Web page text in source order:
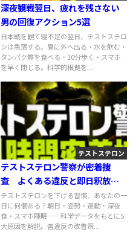
深夜観戦翌日、疲れを残さない
男の回復アクション5選
日本戦を観て寝不足の翌日、テストステロ
ンは急落する。昼に外へ出る・水を飲む・
タンパク質を食べる・10分歩く・スマホ
を早く閉じる。科学的根拠を...
テストステロン
テストステロン警察が密着捜
査 よくある違反と即日釈放マ
ニュアル
テストステロンを下げる習慣、あなたの一
日に何個ある？朝日・姿勢・運動・深夜
食・スマホ睡眠——科学データをもとに5
大原因を解説。各違反の改善策...